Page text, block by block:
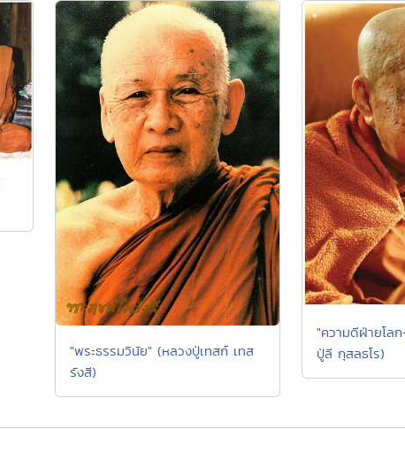
"พระธรรมวินัย" (หลวงปู่เทสก์ เทส
รังสี)
"ความดีฝ่ายโล
ปู่ลี กุสลธโร)